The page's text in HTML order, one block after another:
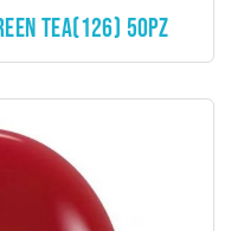
TEA(126) 50PZ